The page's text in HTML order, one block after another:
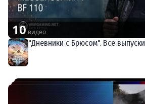
10 видео
"Дневники с Брюсом". Все выпуски